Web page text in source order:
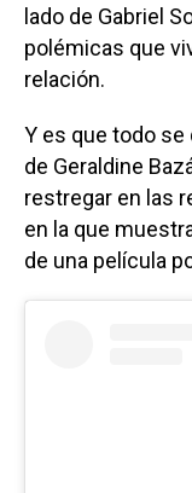
lado de Gabriel
polémicas que
relación.
Y es que todo
de Geraldine
restregar en las
en la que
de una película